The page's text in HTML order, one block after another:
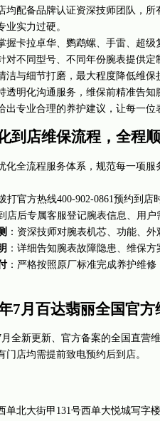
均配备品牌认证资深技师团队，
业实力过硬。
握卡拉卓华、鹦鹉螺、手雷、超
对不同型号、不同年份腕表提供
洁与细节打磨，最大程度降低维保
透明化沟通服务，维保前精准告
出专业合理的养护建议，让每一位
到店维保流程，全程
化全流程服务体系，规范每一项
打官方热线400-902-0861预约到店
店后专属客服登记腕表信息、用户
：资深技师对腕表机芯、功能、
：详细告知腕表故障隐患、维保
：严格按照原厂标准完成养护维
7月百达翡丽全国官
月全新更新、官方备案的全国直营
门店均需提前致电预约后到店。
单北大街甲131号西单大悦城写字